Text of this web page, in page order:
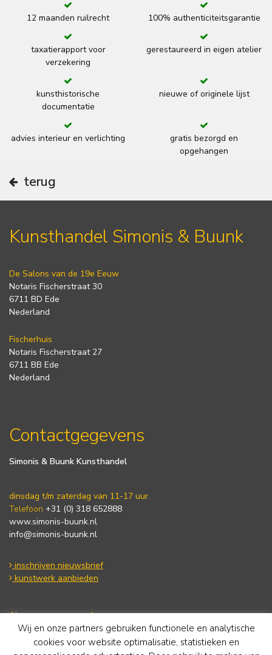
12 maanden ruilrecht 100% authenticiteitsgarantie
taxatierapport voor
verzekering
gerestaureerd in eigen atelier
kunsthistorische
documentatie
nieuwe of originele lijst
advies interieur en verlichting
gratis bezorgd en
opgehangen
terug
Kunsthandel Simonis & Buunk
De Salons van de 19e Eeuw
Notaris Fischerstraat 30
6711 BD Ede
Nederland
Fischerhuis
Notaris Fischerstraat 27
6711 BB Ede
Nederland
Contactgegevens
Simonis & Buunk Kunsthandel
dinsdag t/m zaterdag van 11-17 uur.
Telefoon +31 (0) 318 652888
www.simonis-buunk.nl
info@simonis-buunk.nl
inschrijven nieuwsbrief
kunstwerk aanbieden
Algemene voorwaarden
Privacy statement
Cookie Policy
Wij en onze partners gebruiken functionele en analytische
cookies voor website optimalisatie, statistieken en